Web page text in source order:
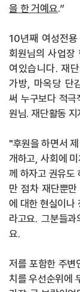
을 한 거예요.”
10년째 여성전
회원님의 사업장
여있습니다.재
가방 마옥당 단
써 누구보다 적극
원님.재단활동
"후원을 하면서
개하고 ,사회에
께 하자고 권유도
만 점차 재단뿐
에 대한 현실이나
라고요.그분들
요.
저를 포함한 주변
치를 우선순위에